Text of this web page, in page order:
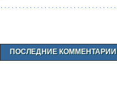
ПОСЛЕДНИЕ КОММЕНТАРИИ